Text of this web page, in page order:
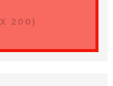
200)